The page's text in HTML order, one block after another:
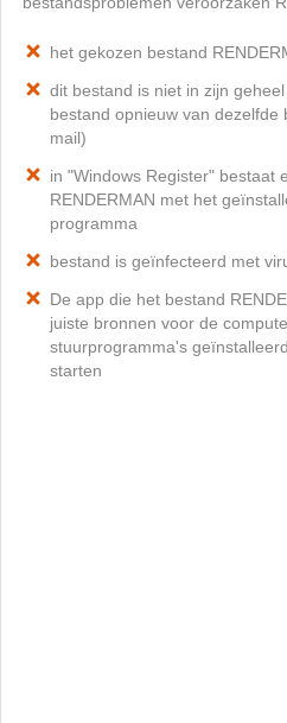
het gekozen bestand
dit bestand is niet in zijn
bestand opnieuw van
mail)
in "Windows Register" bestaat
RENDERMAN met het
programma
bestand is geïnfecteerd met
De app die het bestand
juiste bronnen voor de
stuurprogramma's
starten